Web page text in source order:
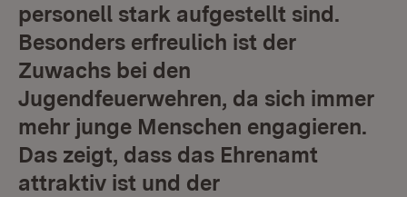
personell stark aufgestellt sind.
Besonders erfreulich ist der
Zuwachs bei den
Jugendfeuerwehren, da sich immer
mehr junge Menschen engagieren.
Das zeigt, dass das Ehrenamt
attraktiv ist und der